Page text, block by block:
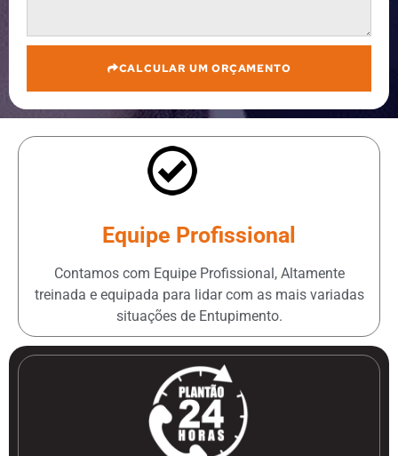
CALCULAR UM ORÇAMENTO
Equipe Profissional
Contamos com Equipe Profissional, Altamente
treinada e equipada para lidar com as mais variadas
situações de Entupimento.